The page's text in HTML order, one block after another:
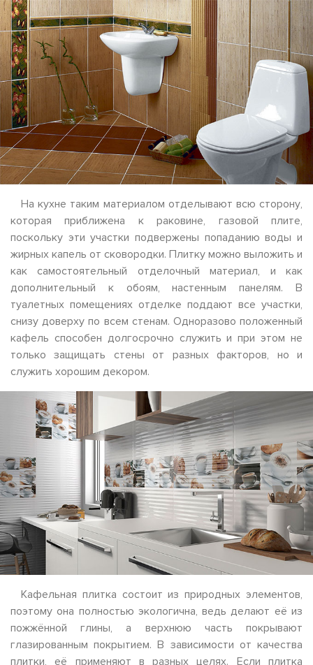
На кухне таким материалом отделывают всю сторону,
которая приближена к раковине, газовой плите,
поскольку эти участки подвержены попаданию воды и
жирных капель от сковородки. Плитку можно выложить и
как самостоятельный отделочный материал, и как
дополнительный к обоям, настенным панелям. В
туалетных помещениях отделке поддают все участки,
снизу доверху по всем стенам. Одноразово положенный
кафель способен долгосрочно служить и при этом не
только защищать стены от разных факторов, но и
служить хорошим декором.
Кафельная плитка состоит из природных элементов,
поэтому она полностью экологична, ведь делают её из
пожжённой глины, а верхнюю часть покрывают
глазированным покрытием. В зависимости от качества
плитки, её применяют в разных целях. Если плитка